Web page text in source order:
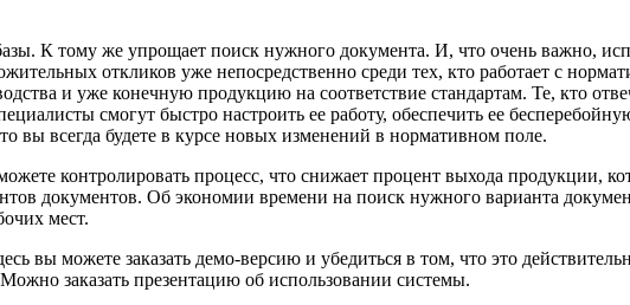
К тому же упрощает поиск нужного документа. И, что очень важно,
откликов уже непосредственно среди тех, кто работает с
и уже конечную продукцию на соответствие стандартам. Те, кто
смогут быстро настроить ее работу, обеспечить ее
вы всегда будете в курсе новых изменений в нормативном поле.
контролировать процесс, что снижает процент выхода продукции,
документов. Об экономии времени на поиск нужного варианта
мест.
вы можете заказать демо-версию и убедиться в том, что это
заказать презентацию об использовании системы.